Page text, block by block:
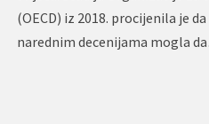
(OECD) iz 2018. procijenila je
narednim decenijama mogla